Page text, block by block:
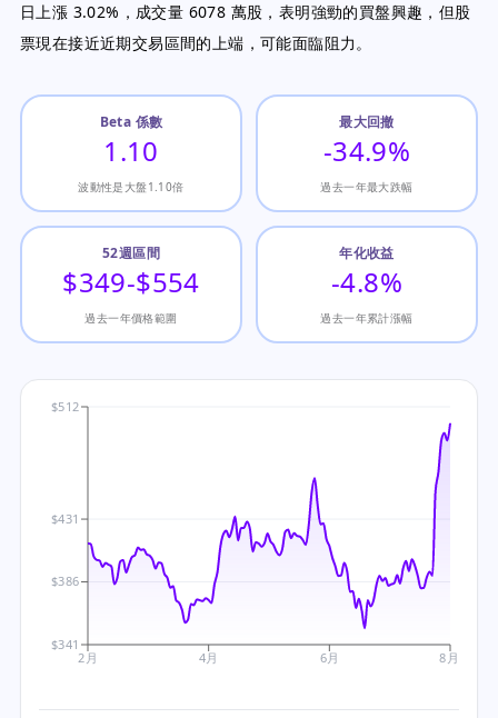
日上漲 3.02%，成交量 6078 萬股，表明強勁的買盤興趣，但股
票現在接近近期交易區間的上端，可能面臨阻力。
Beta 係數
1.10
波動性是大盤1.10倍
最大回撤
-34.9%
過去一年最大跌幅
52週區間
$349-$554
過去一年價格範圍
年化收益
-4.8%
過去一年累計漲幅
2月 4月 6月 8月
$341
$386
$431
$512